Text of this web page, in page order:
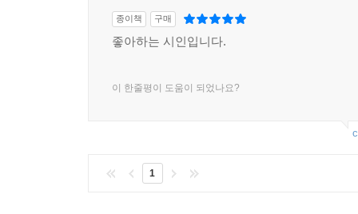
종이책 구매
좋아하는 시인입니다.
이 한줄평이 도움이 되었나요?
1